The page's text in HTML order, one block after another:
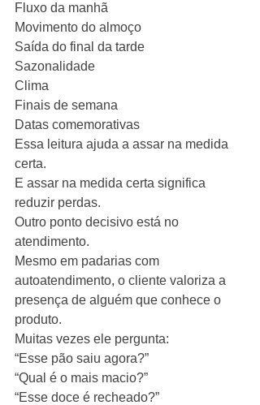
Fluxo da manhã
Movimento do almoço
Saída do final da tarde
Sazonalidade
Clima
Finais de semana
Datas comemorativas
Essa leitura ajuda a assar na medida
certa.
E assar na medida certa significa
reduzir perdas.
Outro ponto decisivo está no
atendimento.
Mesmo em padarias com
autoatendimento, o cliente valoriza a
presença de alguém que conhece o
produto.
Muitas vezes ele pergunta:
“Esse pão saiu agora?”
“Qual é o mais macio?”
“Esse doce é recheado?”